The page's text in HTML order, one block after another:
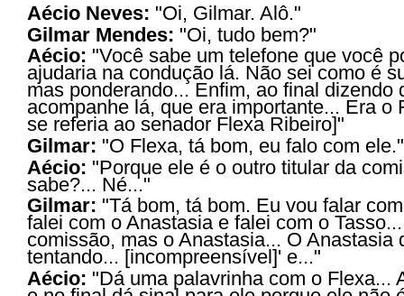
Aécio Neves: "Oi, Gilmar. Alô."
Gilmar Mendes: "Oi, tudo bem?"
Aécio: "Você sabe um telefone que você
ajudaria na condução lá. Não sei como é
mas ponderando... Enfim, ao final dizendo
acompanhe lá, que era importante... Era o
se referia ao senador Flexa Ribeiro]"
Gilmar: "O Flexa, tá bom, eu falo com ele."
Aécio: "Porque ele é o outro titular da
sabe?... Né..."
Gilmar: "Tá bom, tá bom. Eu vou falar
falei com o Anastasia e falei com o
comissão, mas o Anastasia... O Anastasia
tentando... [incompreensível]' e..."
Aécio: "Dá uma palavrinha com o Flexa...